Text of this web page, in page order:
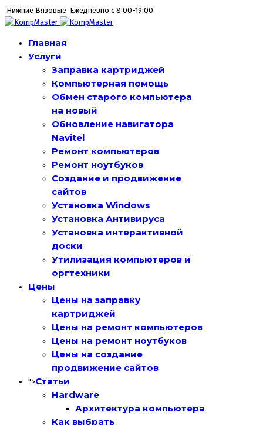
Нижние Вязовые Ежедневно с 8:00-19:00
Главная
Услуги
Заправка картриджей
Компьютерная помощь
Обмен старого компьютера
на новый
Обновление навигатора
Navitel
Ремонт компьютеров
Ремонт ноутбуков
Создание и продвижение
сайтов
Установка Windows
Установка Антивируса
Установка интерактивной
доски
Утилизация компьютеров и
оргтехники
Цены
Цены на заправку
картриджей
Цены на ремонт компьютеров
Цены на ремонт ноутбуков
Цены на создание
продвижение сайтов
">Статьи
Hardware
Архитектура компьютера
Как выбрать